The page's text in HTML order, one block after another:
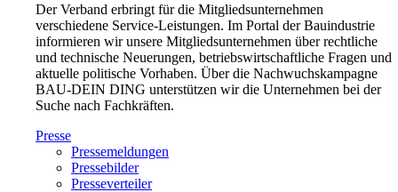
Der Verband erbringt für die Mitgliedsunternehmen
verschiedene Service-Leistungen. Im Portal der Bauindustrie
informieren wir unsere Mitgliedsunternehmen über rechtliche
und technische Neuerungen, betriebswirtschaftliche Fragen und
aktuelle politische Vorhaben. Über die Nachwuchskampagne
BAU-DEIN DING unterstützen wir die Unternehmen bei der
Suche nach Fachkräften.
Presse
Pressemeldungen
Pressebilder
Presseverteiler